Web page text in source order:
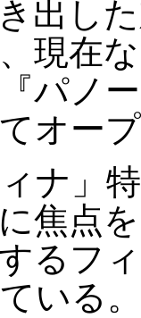
出し
現在
パノ
オー
ナ」
焦点
るフ
いる。